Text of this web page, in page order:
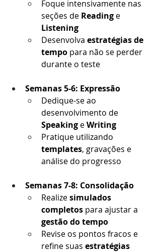
Foque intensivamente nas
seções de Reading e
Listening
Desenvolva estratégias de
tempo para não se perder
durante o teste
Semanas 5-6: Expressão
Dedique-se ao
desenvolvimento de
Speaking e Writing
Pratique utilizando
templates, gravações e
análise do progresso
Semanas 7-8: Consolidação
Realize simulados
completos para ajustar a
gestão do tempo
Revise os pontos fracos e
refine suas estratégias